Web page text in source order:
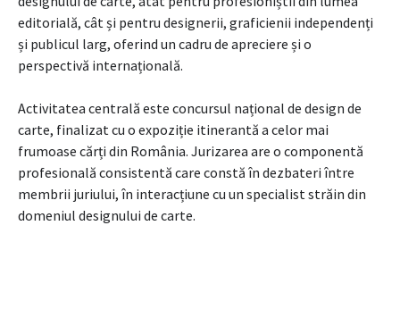
editorială, cât și pentru designerii, graficienii independenți
și publicul larg, oferind un cadru de apreciere și o
perspectivă internațională.
Activitatea centrală este concursul național de design de
carte, finalizat cu o expoziție itinerantă a celor mai
frumoase cărți din România. Jurizarea are o componentă
profesională consistentă care constă în dezbateri între
membrii juriului, în interacțiune cu un specialist străin din
domeniul designului de carte.